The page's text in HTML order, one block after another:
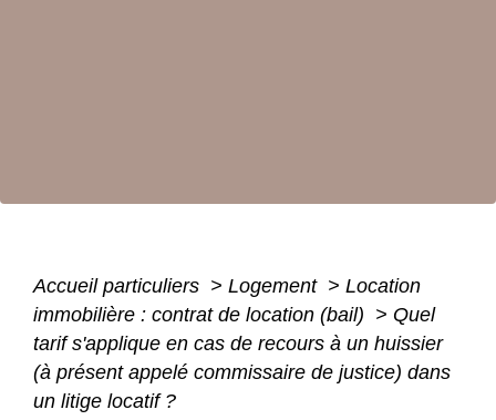
Accueil particuliers > Logement > Location
immobilière : contrat de location (bail) > Quel
tarif s'applique en cas de recours à un huissier
(à présent appelé commissaire de justice) dans
un litige locatif ?